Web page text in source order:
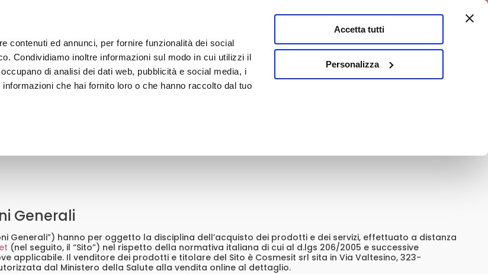
contenuti ed annunci, per fornire funzionalità dei social
Condividiamo inoltre informazioni sul modo in cui utilizzi il
di analisi dei dati web, pubblicità e social media, i
che hai fornito loro o che hanno raccolto dal tuo
Accetta tutti
Personalizza
CORPO CAPELLI SOLARI LINEE
Generali
Generali”) hanno per oggetto la disciplina dell’acquisto dei prodotti e dei servizi, effettuato a distanza
(nel seguito, il “Sito”) nel rispetto della normativa italiana di cui al d.lgs 206/2005 e successive
applicabile. Il venditore dei prodotti e titolare del Sito è Cosmesit srl sita in Via Valtesino, 323-
dal Ministero della Salute alla vendita online al dettaglio.